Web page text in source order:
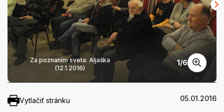
Za poznaním sveta: Aljaška
(12.1.2016)
1/6
Vytlačiť stránku 05.01.2016